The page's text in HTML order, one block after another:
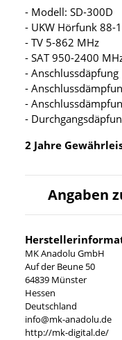
- Modell: SD-300D
- UKW Hörfunk 88-
- TV 5-862 MHz
- SAT 950-2400
-
-
-
-
2 Jahre
Angaben
MK Anadolu GmbH
Auf der Beune 50
64839 Münster
Hessen
Deutschland
info@mk-anadolu.de
http://mk-digital.de/